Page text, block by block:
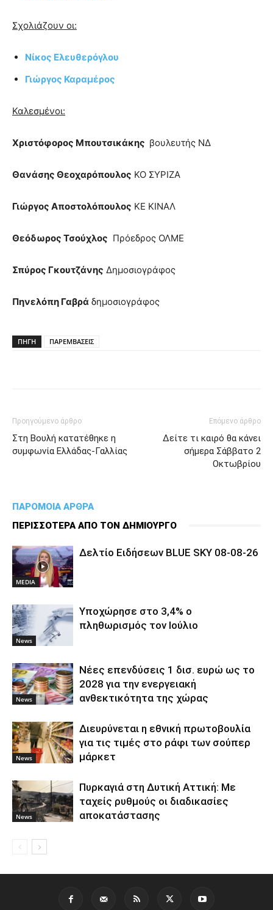
Σχολιάζουν οι:
Νίκος Ελευθερόγλου
Γιώργος Καραμέρος
Καλεσμένοι:
Χριστόφορος Μπουτσικάκης βουλευτής ΝΔ
Θανάσης Θεοχαρόπουλος KO ΣΥΡΙΖΑ
Γιώργος Αποστολόπουλος ΚΕ ΚΙΝΑΛ
Θεόδωρος Τσούχλος Πρόεδρος ΟΛΜΕ
Σπύρος Γκουτζάνης Δημοσιογράφος
Πηνελόπη Γαβρά δημοσιογράφος
ΠΗΓΗ ΠΑΡΕΜΒΑΣΕΙΣ
Προηγούμενο άρθρο
Στη Βουλή κατατέθηκε η
συμφωνία Ελλάδας-Γαλλίας
Επόμενο άρθρο
Δείτε τι καιρό θα κάνει
σήμερα Σάββατο 2
Οκτωβρίου
ΠΑΡΟΜΟΙΑ ΑΡΘΡΑ
ΠΕΡΙΣΣΟΤΕΡΑ ΑΠΟ ΤΟΝ ΔΗΜΙΟΥΡΓΟ
MEDIA
Δελτίο Ειδήσεων BLUE SKY 08-08-26
News
Υποχώρησε στο 3,4% ο
πληθωρισμός τον Ιούλιο
News
Νέες επενδύσεις 1 δισ. ευρώ ως το
2028 για την ενεργειακή
ανθεκτικότητα της χώρας
News
Διευρύνεται η εθνική πρωτοβουλία
για τις τιμές στο ράφι των σούπερ
μάρκετ
News
Πυρκαγιά στη Δυτική Αττική: Με
ταχείς ρυθμούς οι διαδικασίες
αποκατάστασης